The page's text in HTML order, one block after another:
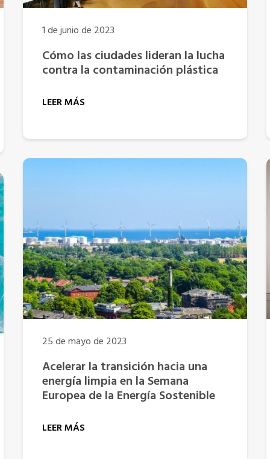
1 de junio de 2023
Cómo las ciudades lideran la lucha
contra la contaminación plástica
LEER MÁS
25 de mayo de 2023
Acelerar la transición hacia una
energía limpia en la Semana
Europea de la Energía Sostenible
LEER MÁS